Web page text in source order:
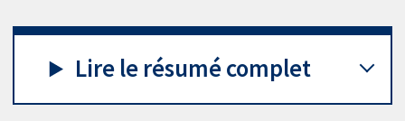
Lire le résumé complet